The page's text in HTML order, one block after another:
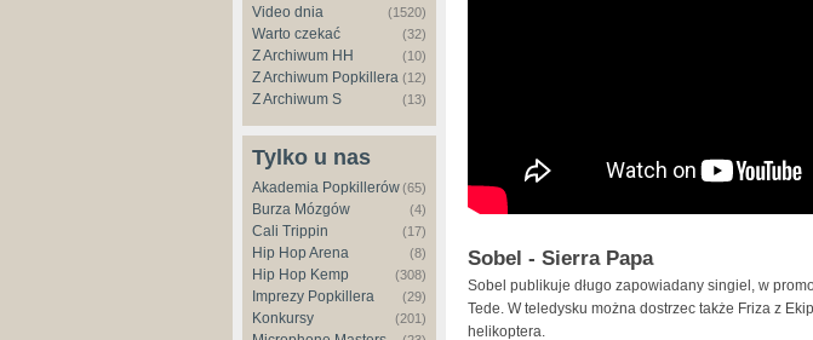
Video dnia (1520)
Warto czekać (32)
Z Archiwum HH (10)
Z Archiwum Popkillera (12)
Z Archiwum S (13)
Tylko u nas
Akademia Popkillerów(65)
Burza Mózgów (4)
Cali Trippin (17)
Hip Hop Arena (8)
Hip Hop Kemp (308)
Imprezy Popkillera (29)
Konkursy (201)
Sobel - Sierra Papa
Sobel publikuje długo zapowiadany singiel, w
Tede. W teledysku można dostrzec także Friza z
helikoptera.